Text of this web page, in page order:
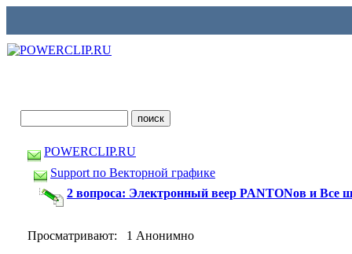
POWERCLIP.RU
Support по Векторной графике
2 вопроса: Электронный веер PANTONов и Все
Просматривают: 1 Анонимно